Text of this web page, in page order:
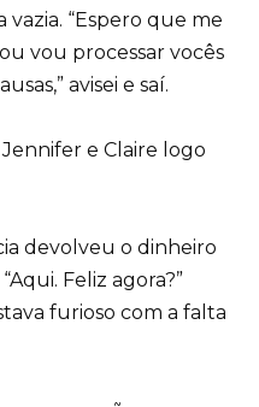
vazia. “Espero que me
vou processar vocês
avisei e saí.
e Claire logo
devolveu o dinheiro
Feliz agora?”
furioso com a falta